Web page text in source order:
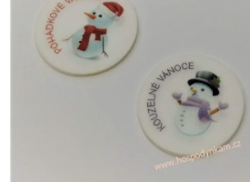
POCHUTINY
ZDRAVÉ PEČENÍ
DÁRKOVÉ POUKAZY
TÉMATICKÉ PRODUKTY